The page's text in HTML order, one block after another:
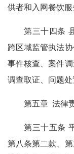
供者和入网餐饮服
第三十四条
跨区域监管执法
事件核查、案件
调查取证、问题处
第五章 法律
第三十五条
第八条第二款、